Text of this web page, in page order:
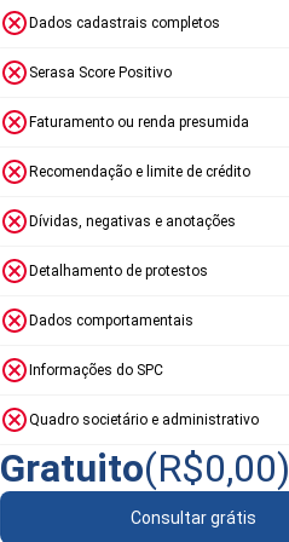
Dados cadastrais completos
Serasa Score Positivo
Faturamento ou renda presumida
Recomendação e limite de crédito
Dívidas, negativas e anotações
Detalhamento de protestos
Dados comportamentais
Informações do SPC
Quadro societário e administrativo
Gratuito(R$0,00)
Consultar grátis